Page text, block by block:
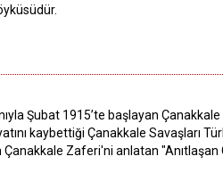
Şubat 1915’te başlayan
kaybettiği Çanakkale Savaşları
Zaferi'ni anlatan "Anıtlaşan